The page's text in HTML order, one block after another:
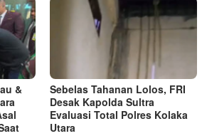
&
Sebelas Tahanan Lolos, FRI
Desak Kapolda Sultra
Evaluasi Total Polres Kolaka
Utara